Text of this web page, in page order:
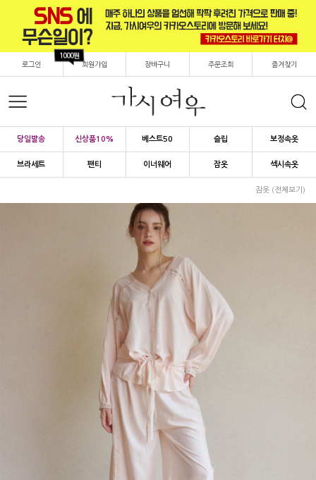
로그인 회원가입
1000원
장바구니 주문조회 즐겨찾기
당일발송 신상품10% 베스트50 슬립 보정속옷
브라세트 팬티 이너웨어 잠옷 섹시속옷
잠옷 (전체보기)